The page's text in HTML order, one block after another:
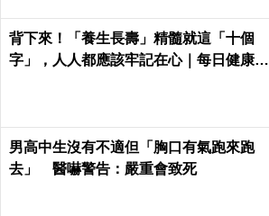
背下來！「養生長壽」精髓就這「十個
字」，人人都應該牢記在心｜每日健康He
男高中生沒有不適但「胸口有氣跑來跑
去」 醫嚇警告：嚴重會致死